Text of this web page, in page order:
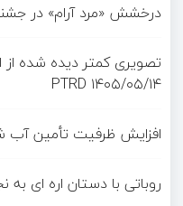
درخشش «مرد آرام» در
تصویری کمتر دیده شده
PTRD ۱۴۰۵/۰۵/۱۴
افزایش ظرفیت تأمین
روباتی با دستان اره ای